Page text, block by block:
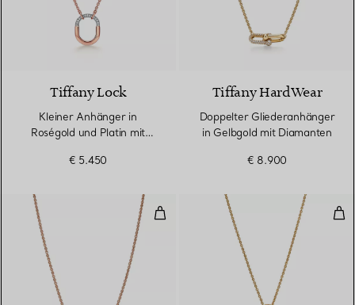
Tiffany Lock
Kleiner Anhänger in
Roségold und Platin mit
€ 5.450
Tiffany HardWear
Doppelter Gliederanhänger
in Gelbgold mit Diamanten
€ 8.900
Doppelter Gliederanhänger inT